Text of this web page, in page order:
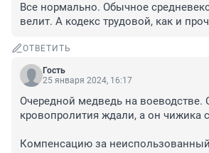
Все нормально. Обычное
велит. А кодекс трудовой, как и
ОТВЕТИТЬ
Гость
25 января 2024, 16:17
Очередной медведь на воеводстве.
кровопролития ждали, а он чижика
Компенсацию за